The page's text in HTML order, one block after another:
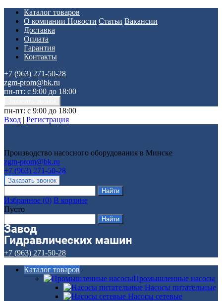
Каталог товаров
О компании Новости Статьи Вакансии
Доставка
Оплата
Гарантия
Контакты
+7 (963) 271-50-28
zgm-prom@bk.ru
пн-пт: с 9:00 до 18:00
пн-пт: с 9:00 до 18:00
Вход | Регистрация
Производство насосного оборудования в Минске
zgm-prom@bk.ru
+7 (963) 271-50-28
Избранное (0) В корзине
Пусто
+7 (963) 271-50-28
Каталог товаров
Промышленные насосы
Насосы питательные
Насосы сетевые